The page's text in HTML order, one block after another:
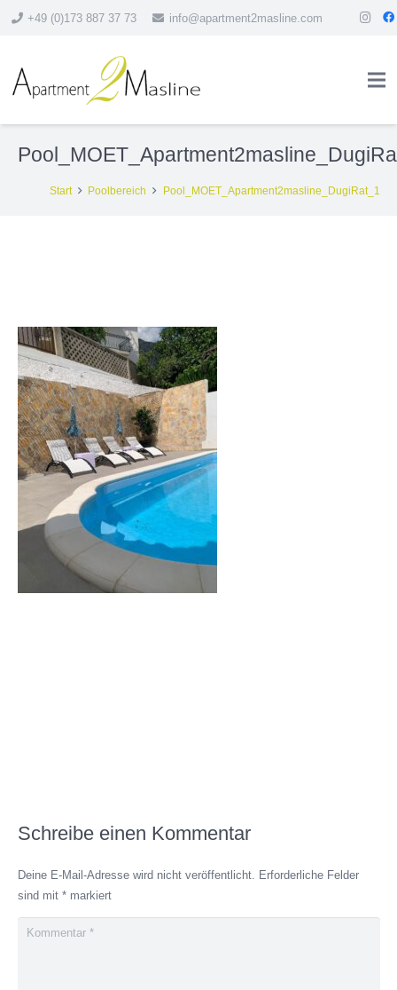
+49 (0)173 887 37 73 info@apartment2masline.com
Start Poolbereich Pool_MOET_Apartment2masline_DugiRat_1
Schreibe einen Kommentar
Deine E-Mail-Adresse wird nicht veröffentlicht. Erforderliche Felder
sind mit *markiert